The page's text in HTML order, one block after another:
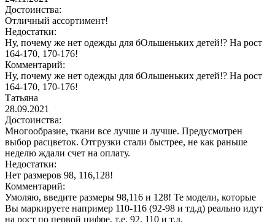
Достоинства:
Отличный ассортимент!
Недостатки:
Ну, почему же нет одежды для бОльшеньких детей!? На рост
164-170, 170-176!
Комментарий:
Ну, почему же нет одежды для бОльшеньких детей!? На рост
164-170, 170-176!
Татьяна
28.09.2021
Достоинства:
Многообразие, ткани все лучше и лучше. Предусмотрен
выбор расцветок. Отгрузки стали быстрее, не как раньше
неделю ждали счет на оплату.
Недостатки:
Нет размеров 98, 116,128!
Комментарий:
Умоляю, введите размеры 98,116 и 128! Те модели, которые
Вы маркируете например 110-116 (92-98 и тд.д) реально идут
на рост по первой цифре, т.е. 92, 110 и т.д.